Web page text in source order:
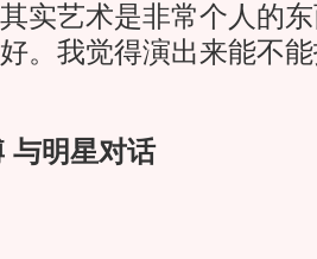
实艺术是非常个人的
。我觉得演出来能不
明星对话